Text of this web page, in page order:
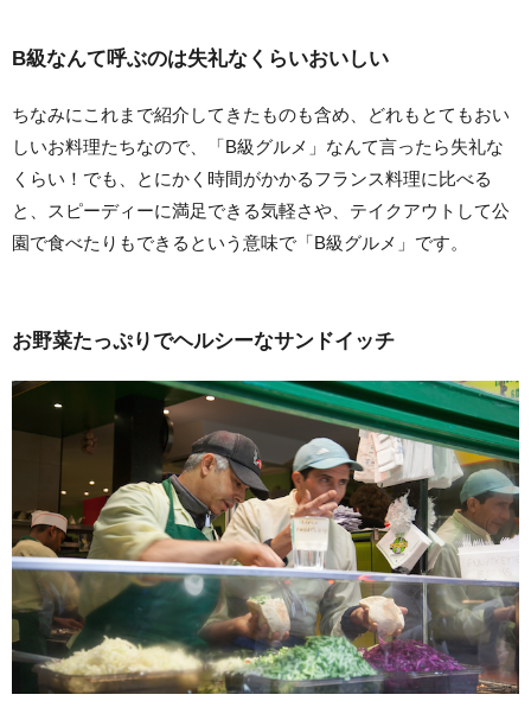
B級なんて呼ぶのは失礼なくらいおいしい
ちなみにこれまで紹介してきたものも含め、どれもとてもおい
しいお料理たちなので、「B級グルメ」なんて言ったら失礼な
くらい！でも、とにかく時間がかかるフランス料理に比べる
と、スピーディーに満足できる気軽さや、テイクアウトして公
園で食べたりもできるという意味で「B級グルメ」です。
お野菜たっぷりでヘルシーなサンドイッチ